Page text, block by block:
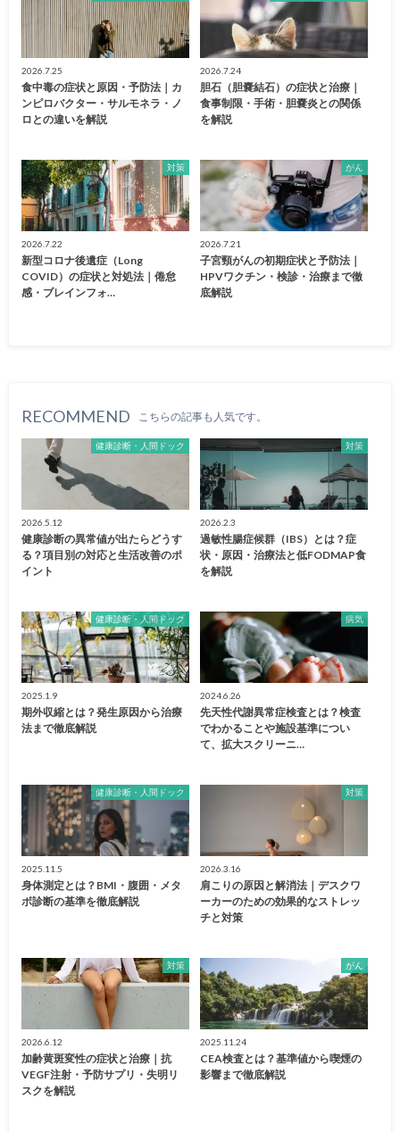
2026.7.25
食中毒の症状と原因・予防法｜カ
ンピロバクター・サルモネラ・ノ
ロとの違いを解説
2026.7.24
胆石（胆嚢結石）の症状と治療｜
食事制限・手術・胆嚢炎との関係
を解説
対策
2026.7.22
新型コロナ後遺症（Long
COVID）の症状と対処法｜倦怠
感・ブレインフォ…
がん
2026.7.21
子宮頸がんの初期症状と予防法｜
HPVワクチン・検診・治療まで徹
底解説
RECOMMEND こちらの記事も人気です。
健康診断・人間ドック
2026.5.12
健康診断の異常値が出たらどうす
る？項目別の対応と生活改善のポ
イント
対策
2026.2.3
過敏性腸症候群（IBS）とは？症
状・原因・治療法と低FODMAP食
を解説
健康診断・人間ドック
2025.1.9
期外収縮とは？発生原因から治療
法まで徹底解説
病気
2024.6.26
先天性代謝異常症検査とは？検査
でわかることや施設基準につい
て、拡大スクリーニ…
健康診断・人間ドック
2025.11.5
身体測定とは？BMI・腹囲・メタ
ボ診断の基準を徹底解説
対策
2026.3.16
肩こりの原因と解消法｜デスクワ
ーカーのための効果的なストレッ
チと対策
対策
2026.6.12
加齢黄斑変性の症状と治療｜抗
VEGF注射・予防サプリ・失明リ
スクを解説
がん
2025.11.24
CEA検査とは？基準値から喫煙の
影響まで徹底解説